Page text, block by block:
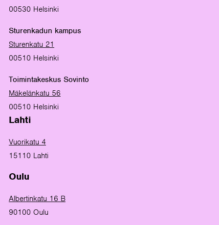
00530 Helsinki
Sturenkadun kampus
Sturenkatu 21
00510 Helsinki
Toimintakeskus Sovinto
Mäkelänkatu 56
00510 Helsinki
Lahti
Vuorikatu 4
15110 Lahti
Oulu
Albertinkatu 16 B
90100 Oulu